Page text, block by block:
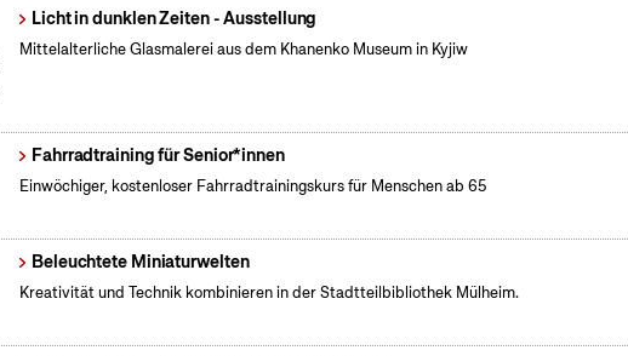
Licht in dunklen Zeiten - Ausstellung
Mittelalterliche Glasmalerei aus dem Khanenko Museum in Kyjiw
Fahrradtraining für Senior*innen
Einwöchiger, kostenloser Fahrradtrainingskurs für Menschen ab 65
Beleuchtete Miniaturwelten
Kreativität und Technik kombinieren in der Stadtteilbibliothek Mülheim.